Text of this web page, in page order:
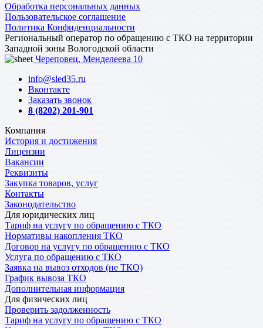
Обработка персональных данных
Пользовательское соглашение
Политика Конфиденциальности
Региональный оператор по обращению с ТКО на территории
Западной зоны Вологодской области
Череповец, Менделеева 10
info@sled35.ru
Вконтакте
Заказать звонок
8 (8202) 201-901
Компания
История и достижения
Лицензии
Вакансии
Реквизиты
Закупка товаров, услуг
Контакты
Законодательство
Для юридических лиц
Тариф на услугу по обращению с ТКО
Нормативы накопления ТКО
Договор на услугу по обращению с ТКО
Услуга по обращению с ТКО
Заявка на вывоз отходов (не ТКО)
График вывоза ТКО
Дополнительная информация
Для физических лиц
Проверить задолженность
Тариф на услугу по обращению с ТКО